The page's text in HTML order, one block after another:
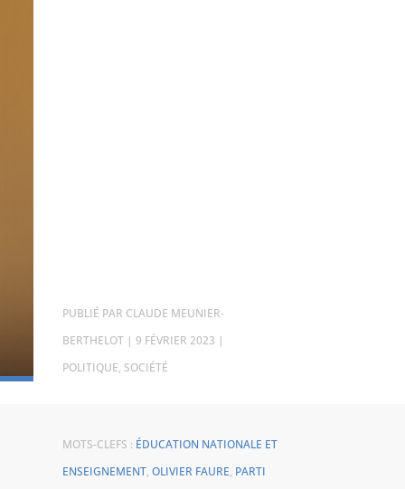
PAR CLAUDE MEUNIER-
BERTHELOT | 9 FÉVRIER 2023 |
POLITIQUE, SOCIÉTÉ
MOTS-CLEFS : ÉDUCATION NATIONALE ET
ENSEIGNEMENT, OLIVIER FAURE, PARTI